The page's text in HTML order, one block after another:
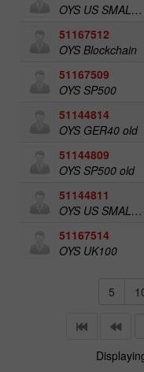
OYS US SMALL CAPS
51167512
OYS Blockchain
51167509
OYS SP500
51144814
OYS GER40 old
51144809
OYS SP500 old
51144811
OYS US SMALL CAPS old
51167514
OYS UK100
5